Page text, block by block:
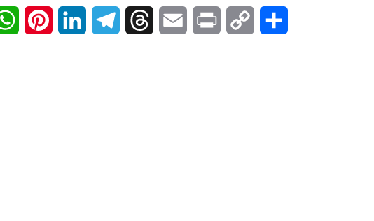
WhatsAppPinterest LinkedIn TelegramThreads Email Print Copy